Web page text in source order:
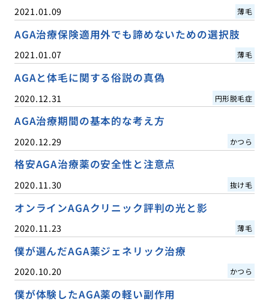
2021.01.09 薄毛
AGA治療保険適用外でも諦めないための選択肢
2021.01.07 薄毛
AGAと体毛に関する俗説の真偽
2020.12.31 円形脱毛症
AGA治療期間の基本的な考え方
2020.12.29 かつら
格安AGA治療薬の安全性と注意点
2020.11.30 抜け毛
オンラインAGAクリニック評判の光と影
2020.11.23 薄毛
僕が選んだAGA薬ジェネリック治療
2020.10.20 かつら
僕が体験したAGA薬の軽い副作用